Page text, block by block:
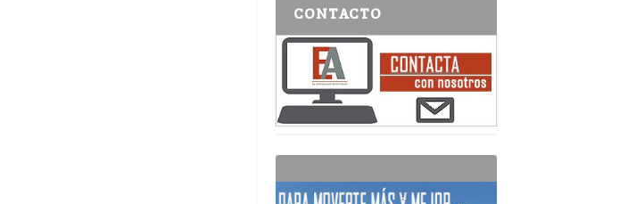
CONTACTO